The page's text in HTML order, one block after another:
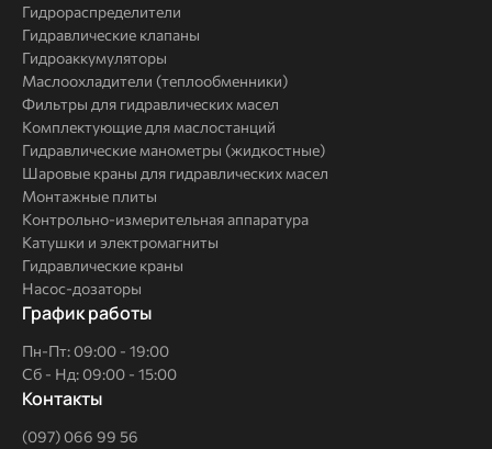
Гидрораспределители
Гидравлические клапаны
Гидроаккумуляторы
Маслоохладители (теплообменники)
Фильтры для гидравлических масел
Комплектующие для маслостанций
Гидравлические манометры (жидкостные)
Шаровые краны для гидравлических масел
Монтажные плиты
Контрольно-измерительная аппаратура
Катушки и электромагниты
Гидравлические краны
Насос-дозаторы
График работы
Пн-Пт: 09:00 - 19:00
Сб - Нд: 09:00 - 15:00
Контакты
(097) 066 99 56